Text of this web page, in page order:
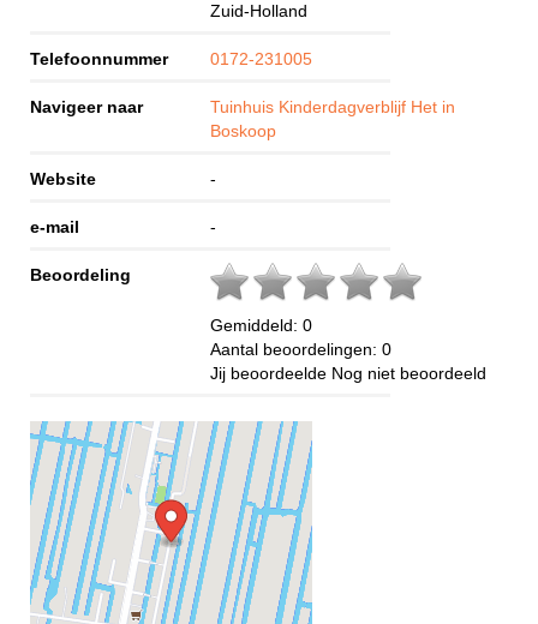
Zuid-Holland
Telefoonnummer 0172-231005
Navigeer naar
Tuinhuis Kinderdagverblijf Het in
Boskoop
Website -
e-mail -
Beoordeling
Gemiddeld: 0
Aantal beoordelingen: 0
Jij beoordeelde Nog niet beoordeeld